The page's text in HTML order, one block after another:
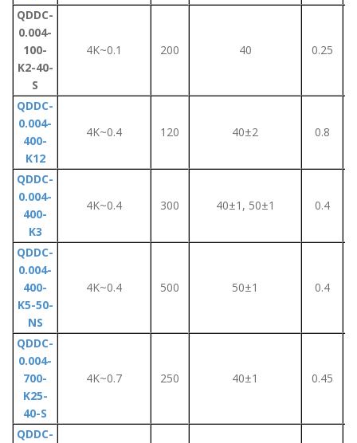
QDDC-
0.004-
100-
K2-40-
S
4K~0.1 200 40 0.25
QDDC-
0.004-
400-
K12
4K~0.4 120 40±2 0.8
QDDC-
0.004-
400-
K3
4K~0.4 300 40±1, 50±1 0.4
QDDC-
0.004-
400-
K5-50-
NS
4K~0.4 500 50±1 0.4
QDDC-
0.004-
700-
K25-
40-S
4K~0.7 250 40±1 0.45
QDDC-